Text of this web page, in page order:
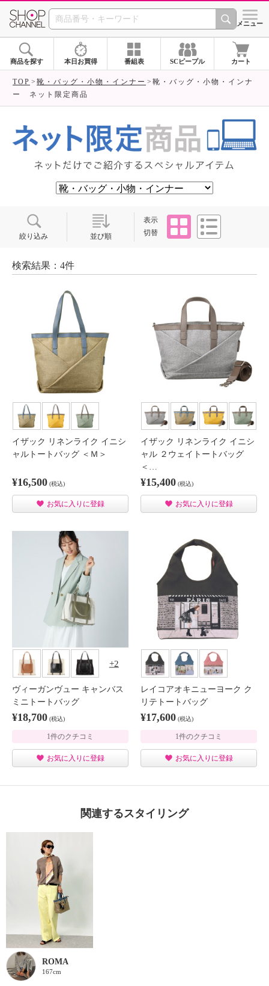
SHOP CHANNEL ショッ
メニュー
商品を探す 本日お買得 番組表 SCピープル カート
TOP 靴・バッグ・小物・インナー
靴・バッグ・小物・インナ
ー ネット限定商品
絞り込み 並び順
表示
切替
タイル
検索結果：4件
イザック リネンライク イニシ
ャルトートバッグ ＜Ｍ＞
¥16,500 (税込)
お気に入りに登録
イザック リネンライク イニシ
ャル ２ウェイトートバッグ
＜…
¥15,400 (税込)
お気に入りに登録
2
ヴィーガンヴュー キャンバス
ミニトートバッグ
¥18,700 (税込)
1件のクチコミ
お気に入りに登録
レイコアオキニューヨーク ク
リテトートバッグ
¥17,600 (税込)
1件のクチコミ
お気に入りに登録
関連するスタイリング
ROMA
167cm